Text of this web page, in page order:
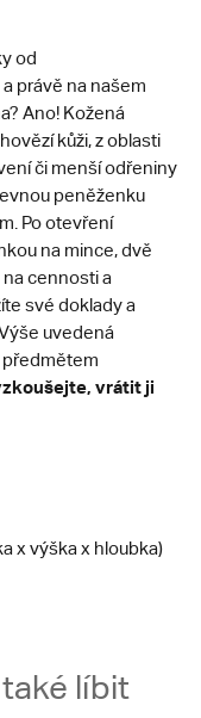
od
právě na našem
Ano! Kožená
kůži, z oblasti
či menší odřeniny
peněženku
Po otevření
na mince, dvě
cennosti a
své doklady a
uvedená
vrátit ji
x výška x hloubka)
líbit